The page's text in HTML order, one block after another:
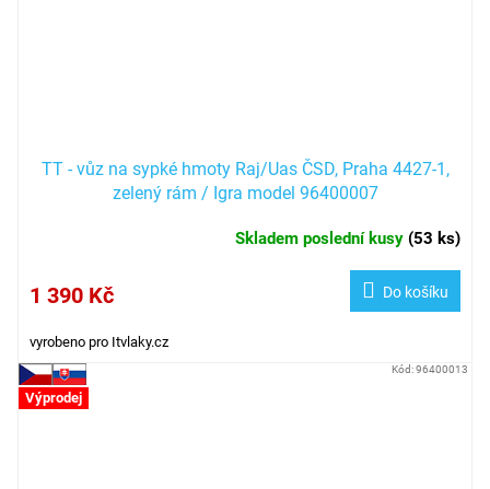
TT - vůz na sypké hmoty Raj/Uas ČSD, Praha 4427-1,
zelený rám / Igra model 96400007
Skladem poslední kusy (53 ks)
1 390 Kč Do košíku
vyrobeno pro Itvlaky.cz
Výprodej
Kód:96400013